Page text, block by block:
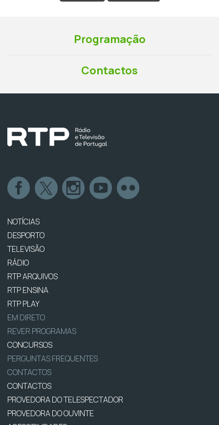
Programação
Contactos
NOTÍCIAS
DESPORTO
TELEVISÃO
RÁDIO
RTP ARQUIVOS
RTP ENSINA
RTP PLAY
EM DIRETO
REVER PROGRAMAS
CONCURSOS
PERGUNTAS FREQUENTES
CONTACTOS
CONTACTOS
PROVEDORA DO TELESPECTADOR
PROVEDORA DO OUVINTE